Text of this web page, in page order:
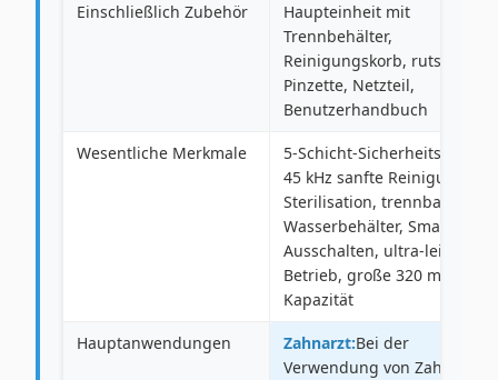
Einschließlich Zubehör
Haupteinheit mit
Trennbehälter,
Reinigungskorb, rutschfeste
Pinzette, Netzteil,
Benutzerhandbuch
Wesentliche Merkmale
5-Schicht-Sicherheitssystem,
45 kHz sanfte Reinigung,
Sterilisation, trennbarer
Wasserbehälter, Smart Auto-
Ausschalten, ultra-leise
Betrieb, große 320 ml
Kapazität
Hauptanwendungen Zahnarzt:Bei der
Verwendung von